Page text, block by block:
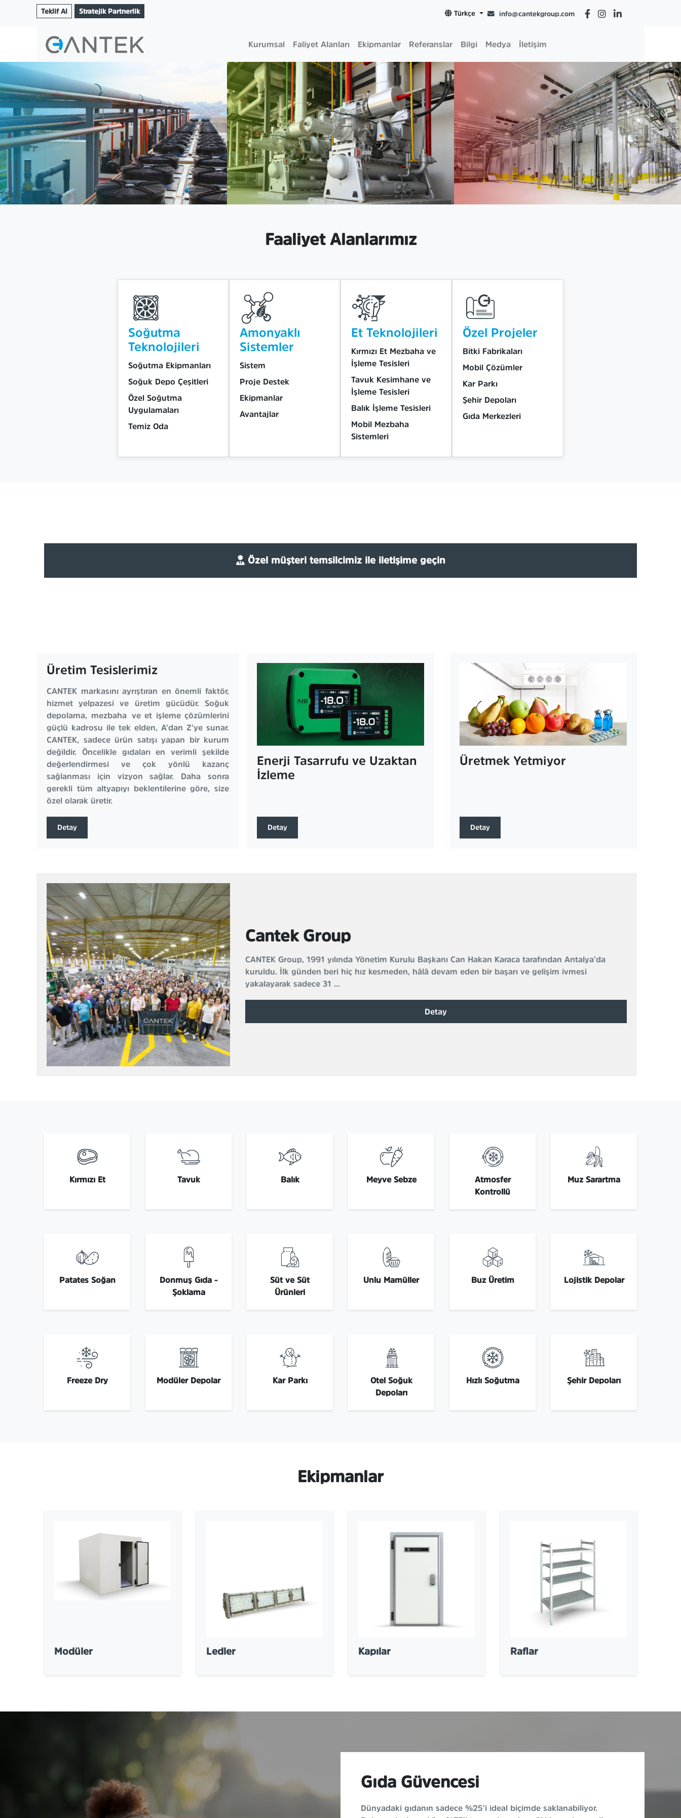
Teklif Al Stratejik Partnerlik Türkçe info@cantekgroup.com
Kurumsal Faliyet Alanları Ekipmanlar Referanslar Bilgi Medya İletişim
Faaliyet Alanlarımız
Soğutma
Teknolojileri
Soğutma Ekipmanları
Soğuk Depo Çeşitleri
Özel Soğutma
Uygulamaları
Temiz Oda
Amonyaklı
Sistemler
Sistem
Proje Destek
Ekipmanlar
Avantajlar
Et Teknolojileri
Kırmızı Et Mezbaha ve
İşleme Tesisleri
Tavuk Kesimhane ve
İşleme Tesisleri
Balık İşleme Tesisleri
Mobil Mezbaha
Sistemleri
Özel Projeler
Bitki Fabrikaları
Mobil Çözümler
Kar Parkı
Şehir Depoları
Gıda Merkezleri
Özel müşteri temsilcimiz ile iletişime geçin
Üretim Tesislerimiz
CANTEK markasını ayrıştıran en önemli faktör,
hizmet yelpazesi ve üretim gücüdür. Soğuk
depolama, mezbaha ve et işleme çözümlerini
güçlü kadrosu ile tek elden, A’dan Z’ye sunar.
CANTEK, sadece ürün satışı yapan bir kurum
değildir. Öncelikle gıdaları en verimli şekilde
değerlendirmesi ve çok yönlü kazanç
sağlanması için vizyon sağlar. Daha sonra
gerekli tüm altyapıyı beklentilerine göre, size
özel olarak üretir.
Detay
Enerji Tasarrufu ve Uzaktan
İzleme
Detay
Üretmek Yetmiyor
Detay
Cantek Group
CANTEK Group, 1991 yılında Yönetim Kurulu Başkanı Can Hakan Karaca tarafından Antalya’da
kuruldu. İlk günden beri hiç hız kesmeden, hâlâ devam eden bir başarı ve gelişim ivmesi
yakalayarak sadece 31 ...
Detay
Kırmızı Et Tavuk Balık Meyve Sebze
Atmosfer
Kontrollü
Muz Sarartma
Patates Soğan
Donmuş Gıda -
Şoklama
Süt ve Süt
Ürünleri
Unlu Mamüller Buz Üretim Lojistik Depolar
Freeze Dry Modüler Depolar Kar Parkı
Otel Soğuk
Depoları
Hızlı Soğutma Şehir Depoları
Ekipmanlar
Modüler Ledler Kapılar Raflar
Gıda Güvencesi
Dünyadaki gıdanın sadece %25’i ideal biçimde saklanabiliyor.